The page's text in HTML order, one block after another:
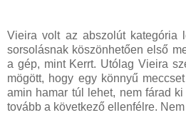
Vieira volt az abszolút kategória
sorsolásnak köszönhetően első
a gép, mint Kerrt. Utólag Vieira
mögött, hogy egy könnyű
amin hamar túl lehet, nem fárad
tovább a következő ellenfélre.